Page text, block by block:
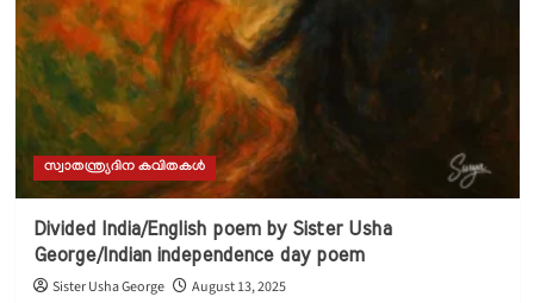
by
Rahul
Radhakrishnan
സ്വാതന്ത്ര്യദിന കവിതകൾ
Divided India/English poem by Sister Usha
George/Indian independence day poem
Sister Usha George August 13, 2025